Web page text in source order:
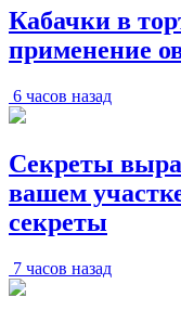
Кабачки в
применение
6 часов назад
Секреты
вашем
секреты
7 часов назад